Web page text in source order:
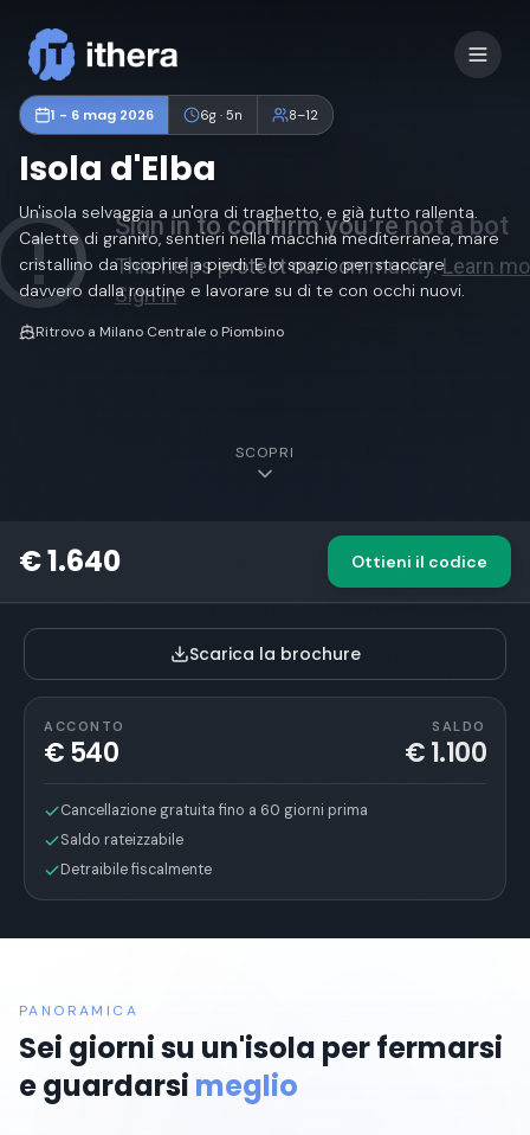
Accedi
1 - 6 mag 2026 6g · 5n 8–12
Isola d'Elba
Un'isola selvaggia a un'ora di traghetto, e già tutto rallenta.
Calette di granito, sentieri nella macchia mediterranea, mare
cristallino da scoprire a piedi. E lo spazio per staccare
davvero dalla routine e lavorare su di te con occhi nuovi.
Ritrovo a Milano Centrale o Piombino
SCOPRI
€ 1.640 Ottieni il codice
Scarica la brochure
ACCONTO
€ 540
SALDO
€ 1.100
Cancellazione gratuita fino a 60 giorni prima
Saldo rateizzabile
Detraibile fiscalmente
PANORAMICA
Sei giorni su un'isola per fermarsi
e guardarsi meglio